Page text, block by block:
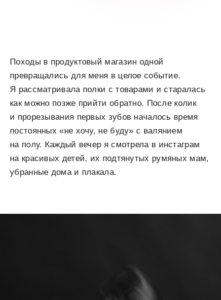
Походы в продуктовый магазин одной
превращались для меня в целое событие.
Я рассматривала полки с товарами и старалась
как можно позже прийти обратно. После колик
и прорезывания первых зубов началось время
постоянных «не хочу, не буду» с валянием
на полу. Каждый вечер я смотрела в инстаграм
на красивых детей, их подтянутых румяных мам,
убранные дома и плакала.